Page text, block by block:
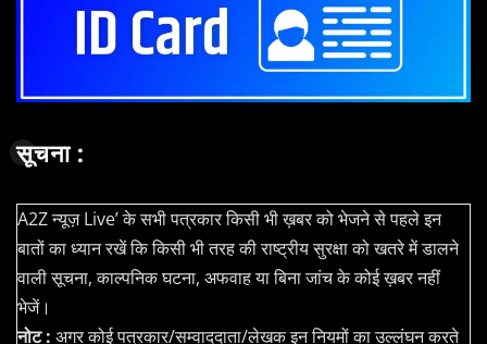
सूचना :
A2Z न्यूज़ Live’ के सभी पत्रकार किसी भी ख़बर को भेजने से पहले इन
बातों का ध्यान रखें कि किसी भी तरह की राष्ट्रीय सुरक्षा को खतरे में डालने
वाली सूचना, काल्पनिक घटना, अफवाह या बिना जांच के कोई ख़बर नहीं
भेजें।
नोट : अगर कोई पत्रकार/सम्वाददाता/लेखक इन नियमों का उल्लंघन करते